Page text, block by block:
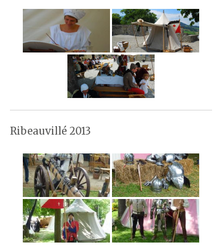
Ribeauvillé 2013